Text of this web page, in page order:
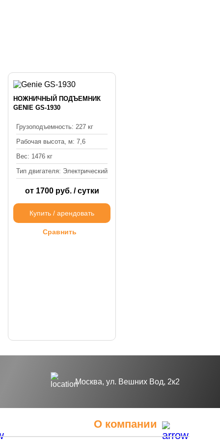
НОЖНИЧНЫЙ ПОДЪЕМНИК
GENIE GS-1930
Грузоподъемность: 227 кг
Рабочая высота, м: 7,6
Вес: 1476 кг
Тип двигателя: Электрический
от 1700 руб. / сутки
Купить / арендовать
Сравнить
Москва, ул. Вешних Вод, 2к2
О компании